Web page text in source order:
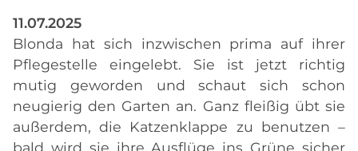
11.07.2025
Blonda hat sich inzwischen prima auf ihrer
Pflegestelle eingelebt. Sie ist jetzt richtig
mutig geworden und schaut sich schon
neugierig den Garten an. Ganz fleißig übt sie
außerdem, die Katzenklappe zu benutzen –
bald wird sie ihre Ausflüge ins Grüne sicher